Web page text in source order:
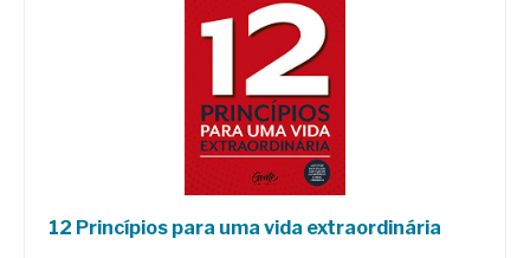
12 Princípios para uma vida extraordinária